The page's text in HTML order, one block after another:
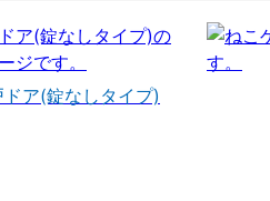
ドア(錠なしタイプ)